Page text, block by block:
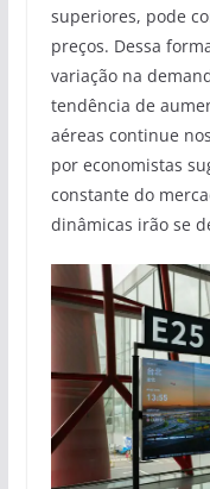
superiores, pode
preços. Dessa
variação na
tendência de
aéreas continue
por economistas
constante do
dinâmicas irão se